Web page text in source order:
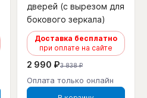
дверей (с вырезом для
бокового зеркала)
Доставка бесплатно
при оплате на сайте
2 990 ₽3 838 ₽
Оплата только онлайн